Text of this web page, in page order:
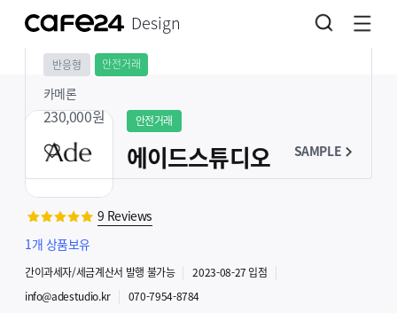
Design
안전거래
에이드스튜디오
9 Reviews
1개 상품보유
간이과세자/세금계산서 발행 불가능 2023-08-27 입점
info@adestudio.kr
070-7954-8784
반응형 안전거래
카메론
230,000원
SAMPLE